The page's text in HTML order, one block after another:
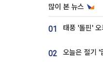
많이 본 뉴스
01
02 오늘은 절기 '